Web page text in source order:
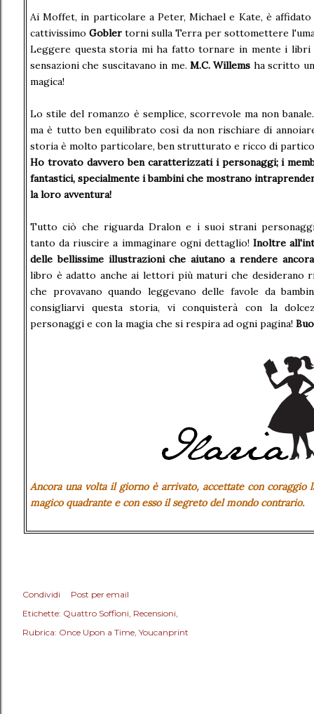
Ai Moffet, in particolare a Peter, Michael e Kate, è
cattivissimo Gobler torni sulla Terra per sottomettere
Leggere questa storia mi ha fatto tornare in mente i libri
sensazioni che suscitavano in me. M.C. Willems ha scritto
magica!
Lo stile del romanzo è semplice, scorrevole ma non
ma è tutto ben equilibrato così da non rischiare di
storia è molto particolare, ben strutturato e ricco di
Ho trovato davvero ben caratterizzati i personaggi; i
fantastici, specialmente i bambini che mostrano
la loro avventura!
Tutto ciò che riguarda Dralon e i suoi strani
tanto da riuscire a immaginare ogni dettaglio! Inoltre
delle bellissime illustrazioni che aiutano a rendere
libro è adatto anche ai lettori più maturi che desiderano
che provavano quando leggevano delle favole da
consigliarvi questa storia, vi conquisterà con la
personaggi e con la magia che si respira ad ogni pagina!
Ancora una volta il giorno è arrivato, accettate con coraggio
magico quadrante e con esso il segreto del mondo contrario.
Condividi
Post per email
Etichette: Quattro Soffioni Recensioni
Rubrica: Once Upon a Time Youcanprint